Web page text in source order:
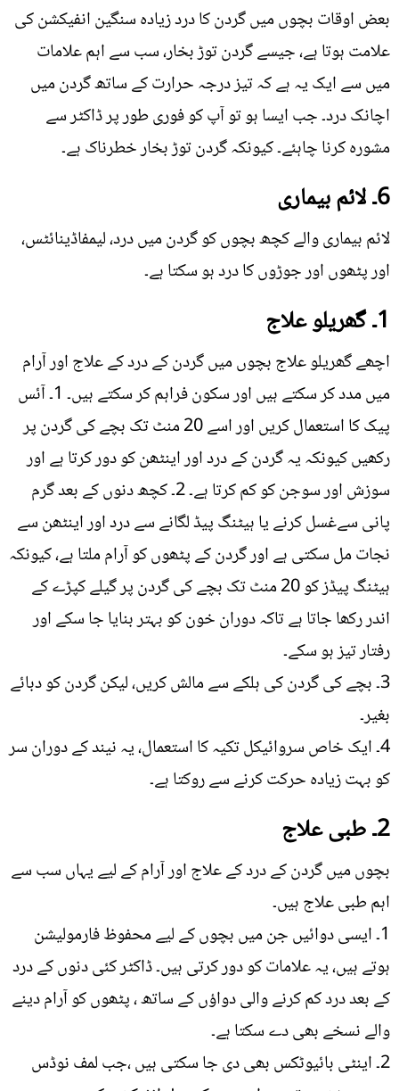
بعض اوقات بچوں میں گردن کا درد زیادہ سنگین انفیکشن کی
علامت ہوتا ہے، جیسے گردن توڑ بخار، سب سے اہم علامات
میں سے ایک یہ ہے کہ تیز درجہ حرارت کے ساتھ گردن میں
اچانک درد۔ جب ایسا ہو تو آپ کو فوری طور پر ڈاکٹر سے
مشورہ کرنا چاہئے۔ کیونکہ گردن توڑ بخار خطرناک ہے۔
6۔ لائم بیماری
لائم بیماری والے کچھ بچوں کو گردن میں درد، لیمفاڈینائٹس،
اور پٹھوں اور جوڑوں کا درد ہو سکتا ہے۔
1۔ گھریلو علاج
اچھے گھریلو علاج بچوں میں گردن کے درد کے علاج اور آرام
میں مدد کر سکتے ہیں اور سکون فراہم کر سکتے ہیں۔ 1۔ آئس
پیک کا استعمال کریں اور اسے 20 منٹ تک بچے کی گردن پر
رکھیں کیونکہ یہ گردن کے درد اور اینٹھن کو دور کرتا ہے اور
سوزش اور سوجن کو کم کرتا ہے۔ 2۔ کچھ دنوں کے بعد گرم
پانی سےغسل کرنے یا ہیٹنگ پیڈ لگانے سے درد اور اینٹھن سے
نجات مل سکتی ہے اور گردن کے پٹھوں کو آرام ملتا ہے، کیونکہ
ہیٹنگ پیڈز کو 20 منٹ تک بچے کی گردن پر گیلے کپڑے کے
اندر رکھا جاتا ہے تاکہ دوران خون کو بہتر بنایا جا سکے اور
رفتار تیز ہو سکے۔
3۔ بچے کی گردن کی ہلکے سے مالش کریں، لیکن گردن کو دبائے
بغیر۔
4۔ ایک خاص سروائیکل تکیہ کا استعمال، یہ نیند کے دوران سر
کو بہت زیادہ حرکت کرنے سے روکتا ہے۔
2۔ طبی علاج
بچوں میں گردن کے درد کے علاج اور آرام کے لیے یہاں سب سے
اہم طبی علاج ہیں۔
1۔ ایسی دوائیں جن میں بچوں کے لیے محفوظ فارمولیشن
ہوتے ہیں، یہ علامات کو دور کرتی ہیں۔ ڈاکٹر کئی دنوں کے درد
کے بعد درد کم کرنے والی دواؤں کے ساتھ ، پٹھوں کو آرام دینے
والے نسخے بھی دے سکتا ہے۔
2۔ اینٹی بائیوٹکس بھی دی جا سکتی ہیں ،جب لمف نوڈس